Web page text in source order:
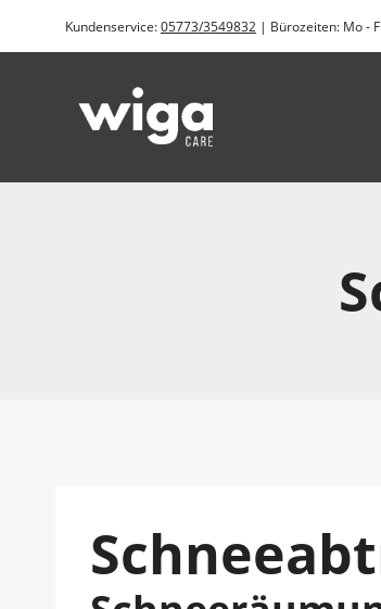
Kundenservice:05773/3549832 | Bürozeiten: Mo -